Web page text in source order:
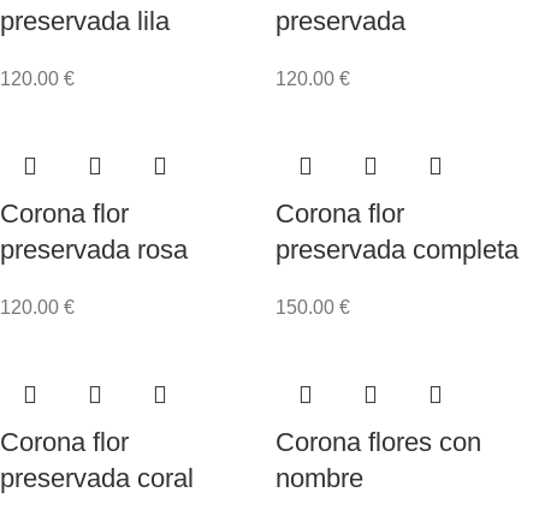
preservada lila
120.00 €
preservada
120.00 €
Corona flor
preservada rosa
120.00 €
Corona flor
preservada completa
150.00 €
Corona flor
preservada coral
Corona flores con
nombre